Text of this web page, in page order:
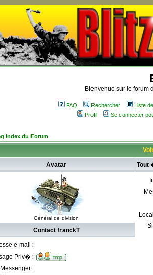
Bienvenue sur le forum
FAQ Rechercher
Liste
Profil
Se connecter
Index du Forum
Avatar Tout
Général de division
Contact franckT
e-mail:
Priv�: